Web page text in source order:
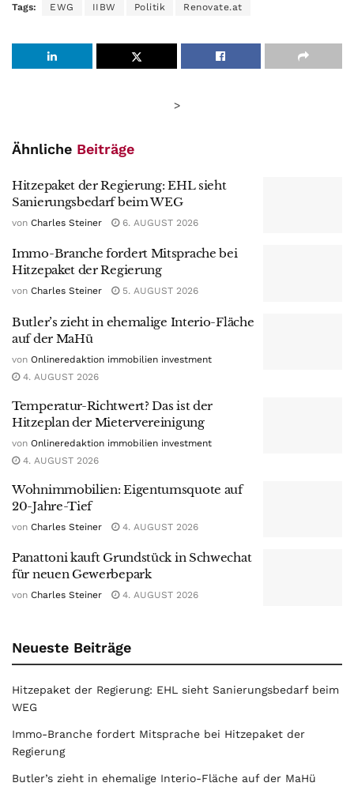
Tags: EWG IIBW Politik Renovate.at
>
Ähnliche Beiträge
Hitzepaket der Regierung: EHL sieht
Sanierungsbedarf beim WEG
von Charles Steiner 6. AUGUST 2026
Immo-Branche fordert Mitsprache bei
Hitzepaket der Regierung
von Charles Steiner 5. AUGUST 2026
Butler’s zieht in ehemalige Interio-Fläche
auf der MaHü
von Onlineredaktion immobilien investment
4. AUGUST 2026
Temperatur-Richtwert? Das ist der
Hitzeplan der Mietervereinigung
von Onlineredaktion immobilien investment
4. AUGUST 2026
Wohnimmobilien: Eigentumsquote auf
20-Jahre-Tief
von Charles Steiner 4. AUGUST 2026
Panattoni kauft Grundstück in Schwechat
für neuen Gewerbepark
von Charles Steiner 4. AUGUST 2026
Neueste Beiträge
Hitzepaket der Regierung: EHL sieht Sanierungsbedarf beim
WEG
Immo-Branche fordert Mitsprache bei Hitzepaket der
Regierung
Butler’s zieht in ehemalige Interio-Fläche auf der MaHü